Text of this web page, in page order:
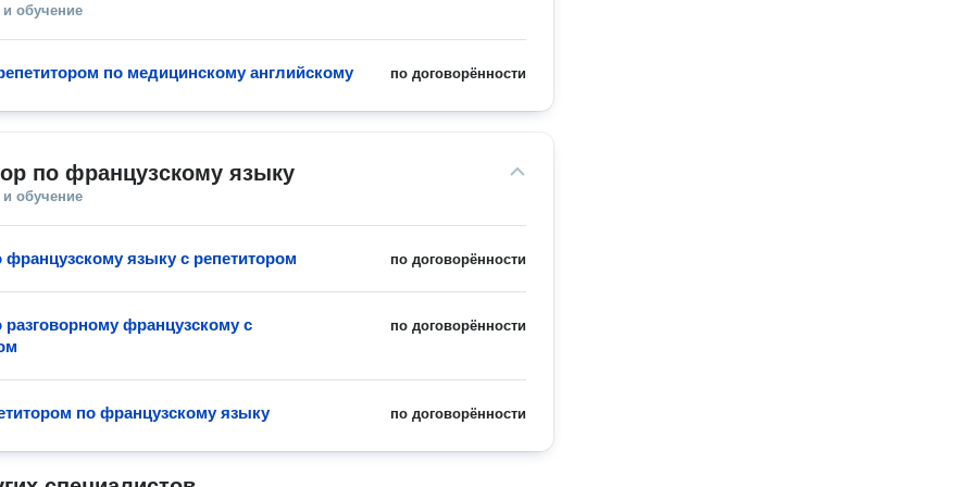
обучение
по договорённости
по медицинскому английскому
по французскому языку
обучение
по договорённости
французскому языку с репетитором
по договорённости
разговорному французскому с
по договорённости
по французскому языку